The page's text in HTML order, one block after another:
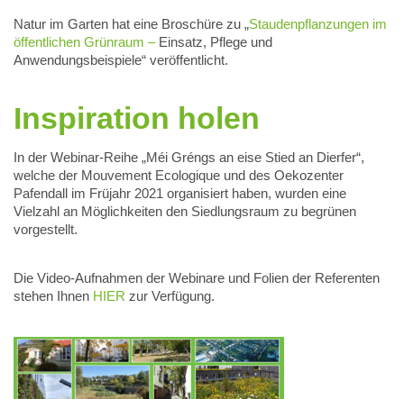
Natur im Garten hat eine Broschüre zu „Staudenpflanzungen im
öffentlichen Grünraum – Einsatz, Pflege und
Anwendungsbeispiele“ veröffentlicht.
Inspiration holen
In der Webinar-Reihe „Méi Gréngs an eise Stied an Dierfer“,
welche der Mouvement Ecologique und des Oekozenter
Pafendall im Früjahr 2021 organisiert haben, wurden eine
Vielzahl an Möglichkeiten den Siedlungsraum zu begrünen
vorgestellt.
Die Video-Aufnahmen der Webinare und Folien der Referenten
stehen Ihnen HIER zur Verfügung.